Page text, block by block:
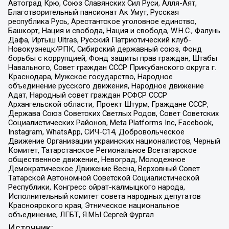
Автоград Крю, Союз Славянских Сил Руси, Алля-Аят,
Благотворительный пансионат Ак Умут, Русская
республика Русь, Арестантское уголовное единство,
Башкорт, Нация и свобода, Нация и свобода, W.H.С., Фалунь
Дафа, Иртыш Ultras, Русский Патриотический клуб-
Новокузнецк/РПК, Сибирский державный союз, Фонд
борьбы с коррупцией, Фонд защиты прав граждан, Штабы
Навального, Совет граждан СССР Прикубанского округа г.
Краснодара, Мужское государство, Народное
объединение русского движения, Народное движение
Адат, Народный совет граждан РСФСР СССР
Архангельской области, Проект Штурм, Граждане СССР,
Держава Союз Советских Светлых Родов, Совет Советских
Социалистических Районов, Meta Platforms Inc, Facebook,
Instagram, WhatsApp, СИЧ-С14, Добровольческое
Движение Организации украинских националистов, Черный
Комитет, Татарстанское Региональное Всетатарское
общественное движение, Невоград, Молодежное
Демократическое Движение Весна, Верховный Совет
Татарской Автономной Советской Социалистической
Республики, Конгресс ойрат-калмыцкого народа,
Исполнительный комитет совета народных депутатов
Красноярского края, Этническое национальное
объединение, ЛГБТ, Я.МЫ Сергей Фургал